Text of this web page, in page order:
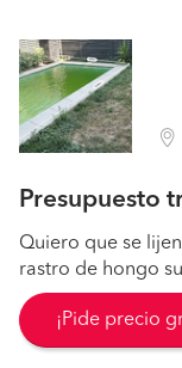
Presupuesto
Quiero que se
rastro de hongo
¡Pide precio